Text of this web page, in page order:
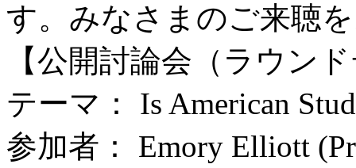
す。みなさまのご来聴
【公開討論会（ラウン
テーマ： Is American
参加者： Emory Elliott